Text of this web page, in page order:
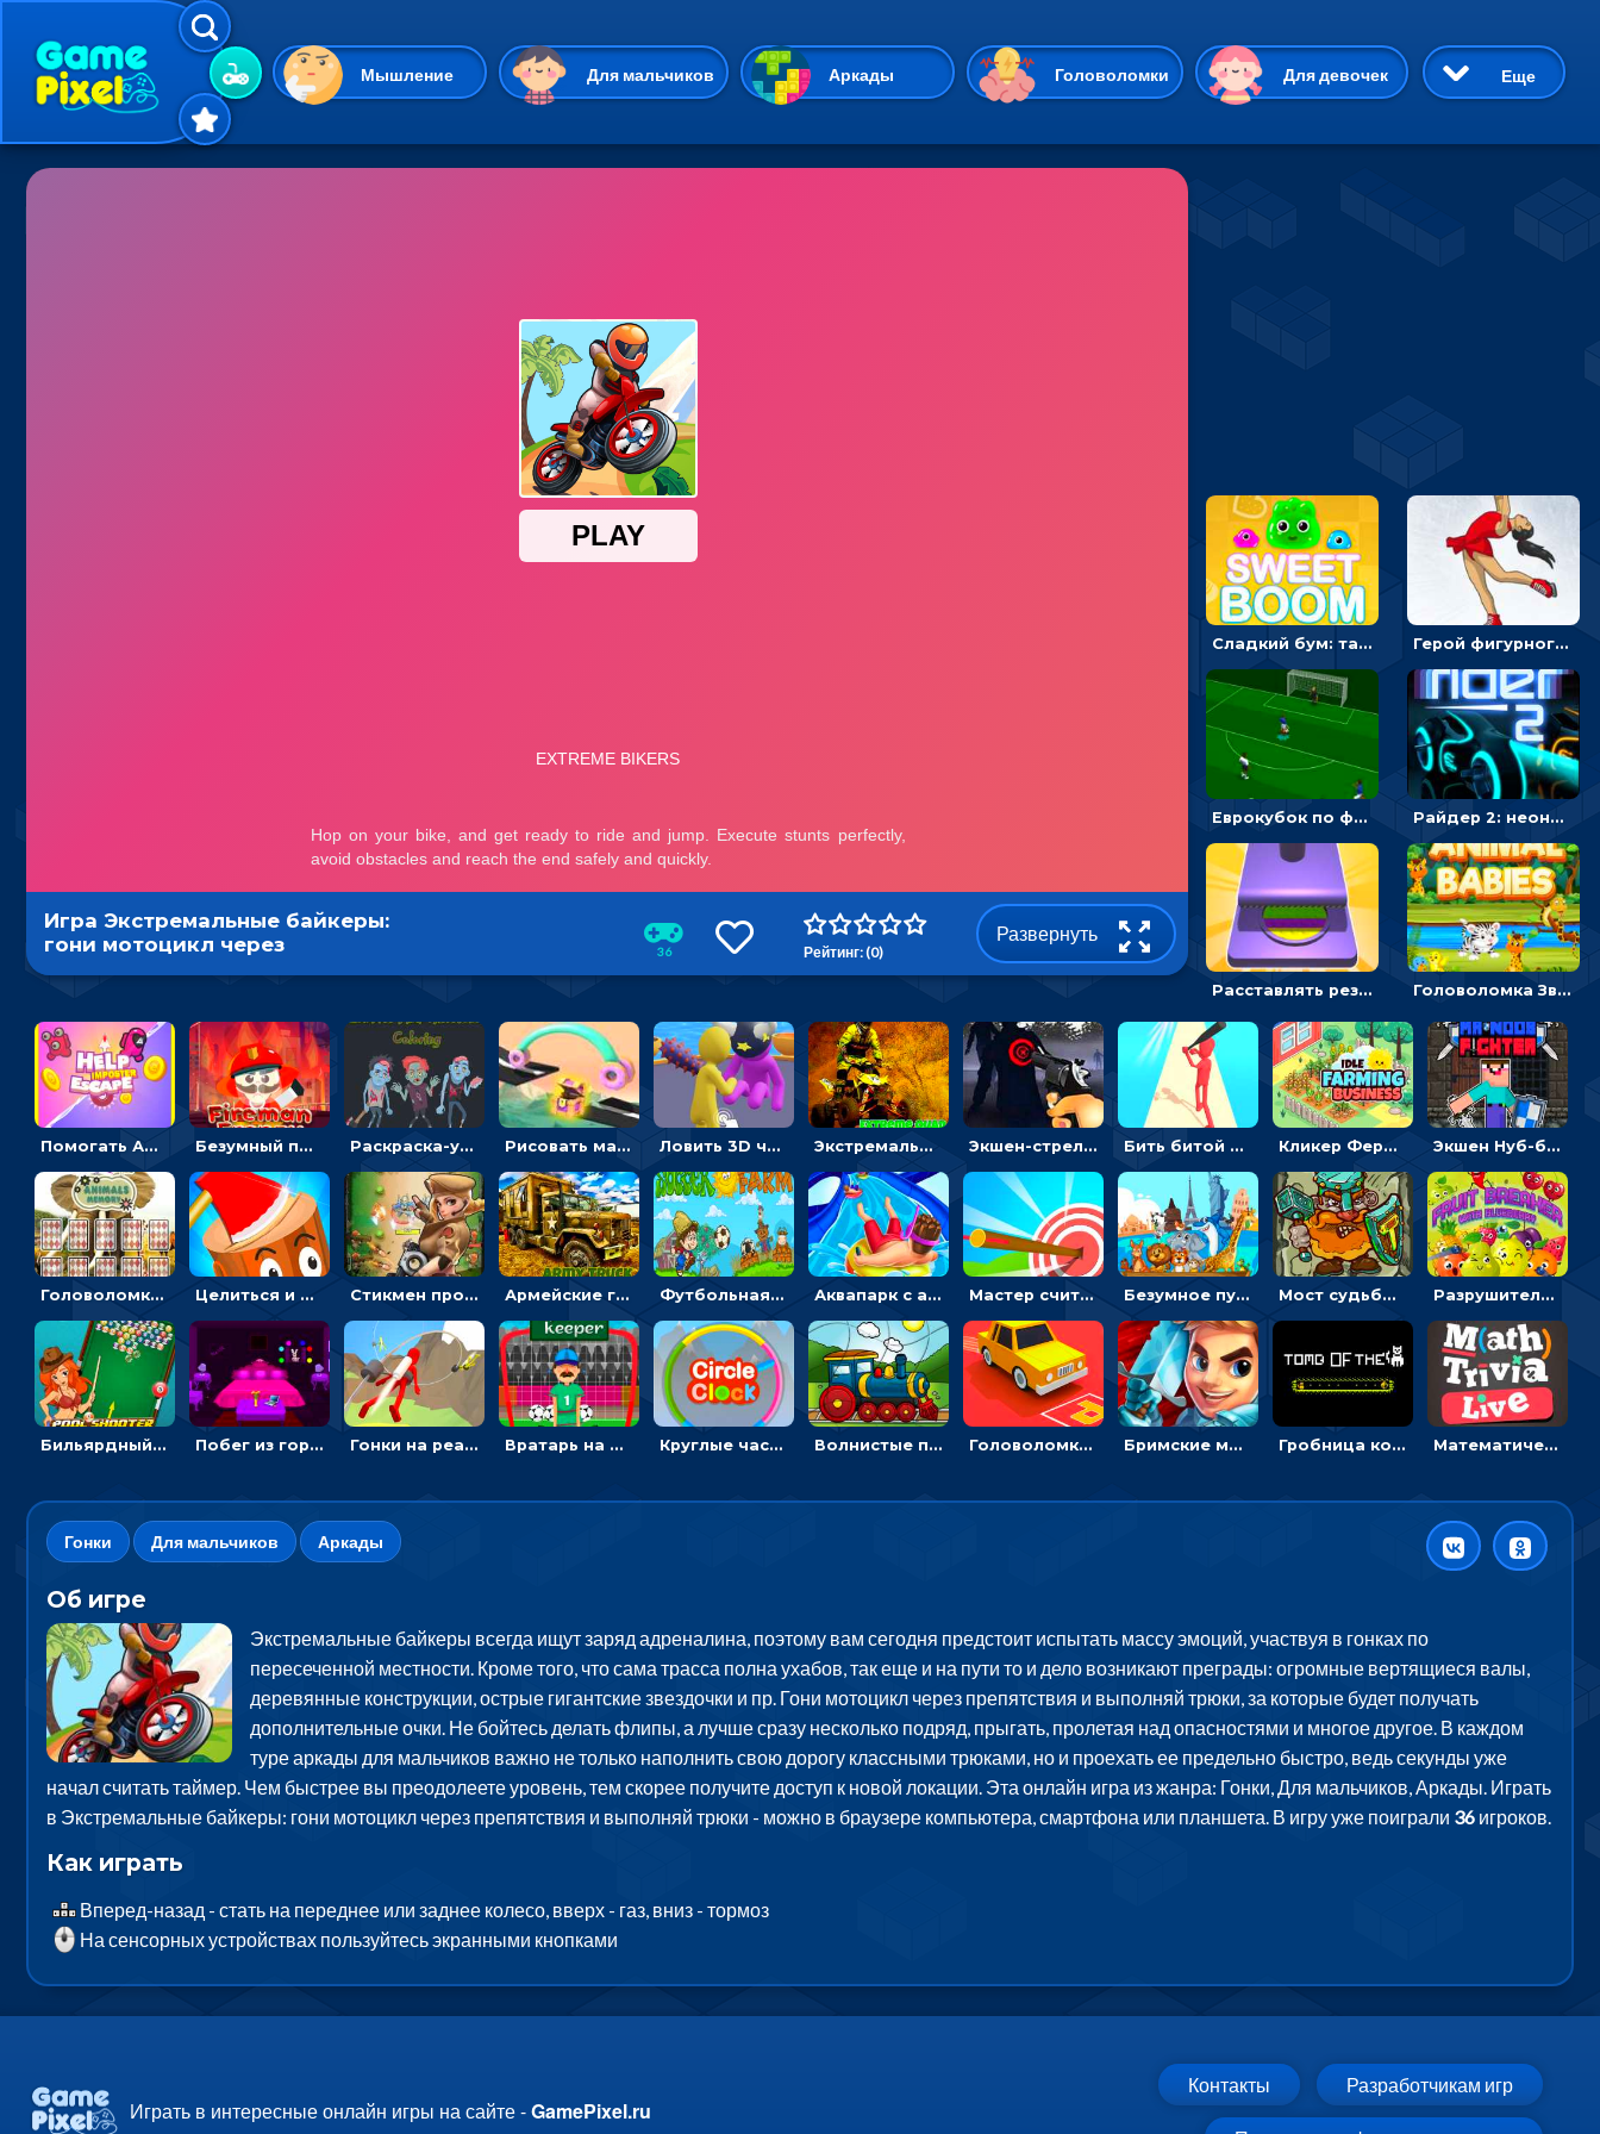
Мышление Для мальчиков Аркады Головоломки Для девочек
Гиперказуальные Казуальные Веселые 3D Приключения
Симуляторы
Пасьянс
Еще
Сладкий бум: тапнуть, чтобы взорвать желейки - головоломка Герой фигурного катания - спортивные соревнования онлайн
Еврокубок по футболу 2021 в 3D: пасуй мяч и бей по воротам соперника Райдер 2: неоновые гонки на мотоциклах
Расставлять резиновые кубики, чтобы делать поп-ит - гиперказуальные Головоломка Звери-малыши: открывай карточки по очереди, чтобы найти одинаковые
Игра Экстремальные байкеры:
гони мотоцикл через
препятствия и выполняй трюки
36 Рейтинг: (0)
Развернуть
Помогать Амонг Ас бежать из комнаты через преграды - приключения Безумный пожарный: направлять шланг, чтобы тушить горящие бревна Раскраска-ужастик: разукрась зомби и скелетов Рисовать машину и выигрывать гонку - для мальчиков Ловить 3D человечком своего цвета и собирать драгоценности - гиперказуалка Экстремальные пазлы с квадроциклами: собирать крутые тачки Экшен-стрелялка по зомби: целиться и попадать в бегущих монстров Бить битой по шарику, чтобы сбивать кубики с буквами на пути к финишу - 3D Кликер Фермерский бизнес: расти овощи, чтобы богатеть Экшен Нуб-боец: прыгать через препятствия или бить врагов мечом
Головоломка с животными: переворачивать карточки, чтобы находить пару Целиться и метать топор в 3D мишени Стикмен против Зомби: стрелять в зомби и развивать воина Армейские грузовики в пазлах: собери военную машину Футбольная ферма: бей по мячу, чтобы забивать в ворота и ловить звезды Аквапарк с акулами: жми, чтобы лететь к финишу по волнам Мастер считать стрелы: увеличивать запас, чтобы поразить больше целей Безумное путешествие друзей по миру: собирать пазлы из фото с животными Мост судьбы: прыгать по платформам и бить молотом орков Разрушитель фруктов: стрелять ягодами по ананасам
Бильярдный пул: стрелять шариками, чтобы взрывать одинаковые Побег из горной деревни: решай головоломки, чтобы открыть ворота Гонки на реактивном ранце: избегать преград, чтобы лететь к финишу Вратарь на футбольном поле: тапай, чтобы отбивать мячи в воротах ногами и руками - спортивные Круглые часы: ловить цветную стрелку в одинаковом участке циферблата Волнистые пазлы с транспортом: собирай картинку из частей Головоломка Парк-стоянка: рисовать линии, чтобы парковать машины Бримские мечи: бежать через преграды, бить врагов и собирать монеты Гробница кота: искать выход в лабиринте, собирая золото Математическая викторина мультиплеер: решать примеры на время
Гонки Для мальчиков Аркады
Об игре
Экстремальные байкеры всегда ищут заряд адреналина, поэтому вам сегодня предстоит испытать массу эмоций, участвуя в гонках по
пересеченной местности. Кроме того, что сама трасса полна ухабов, так еще и на пути то и дело возникают преграды: огромные вертящиеся валы,
деревянные конструкции, острые гигантские звездочки и пр. Гони мотоцикл через препятствия и выполняй трюки, за которые будет получать
дополнительные очки. Не бойтесь делать флипы, а лучше сразу несколько подряд, прыгать, пролетая над опасностями и многое другое. В каждом
туре аркады для мальчиков важно не только наполнить свою дорогу классными трюками, но и проехать ее предельно быстро, ведь секунды уже
начал считать таймер. Чем быстрее вы преодолеете уровень, тем скорее получите доступ к новой локации. Эта онлайн игра из жанра: Гонки, Для мальчиков, Аркады. Играть
в Экстремальные байкеры: гони мотоцикл через препятствия и выполняй трюки - можно в браузере компьютера, смартфона или планшета. В игру уже поиграли 36игроков.
Как играть
Вперед-назад - стать на переднее или заднее колесо, вверх - газ, вниз - тормоз
На сенсорных устройствах пользуйтесь экранными кнопками
Играть в интересные онлайн игры на сайте -GamePixel.ru
Контакты Разработчикам игр